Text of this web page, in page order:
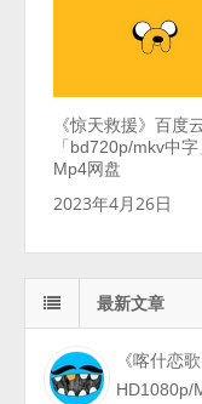
《惊天救援》百度
「bd720p/mkv中
Mp4网盘
2023年4月26日
最新文章
《喀什恋
HD1080p/